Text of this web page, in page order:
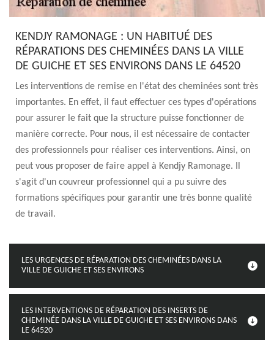
KENDJY RAMONAGE : UN HABITUÉ DES
RÉPARATIONS DES CHEMINÉES DANS LA VILLE
DE GUICHE ET SES ENVIRONS DANS LE 64520
Les interventions de remise en l'état des cheminées sont très
importantes. En effet, il faut effectuer ces types d'opérations
pour assurer le fait que la structure puisse fonctionner de
manière correcte. Pour nous, il est nécessaire de contacter
des professionnels pour réaliser ces interventions. Ainsi, on
peut vous proposer de faire appel à Kendjy Ramonage. Il
s'agit d'un couvreur professionnel qui a pu suivre des
formations spécifiques pour garantir une très bonne qualité
de travail.
LES URGENCES DE RÉPARATION DES CHEMINÉES DANS LA
VILLE DE GUICHE ET SES ENVIRONS
LES INTERVENTIONS DE RÉPARATION DES INSERTS DE
CHEMINÉE DANS LA VILLE DE GUICHE ET SES ENVIRONS DANS
LE 64520